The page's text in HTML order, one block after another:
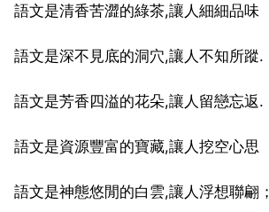
語文是清香苦澀的綠茶,讓人細細品味
語文是深不見底的洞穴,讓人不知所蹤.
語文是芳香四溢的花朵,讓人留戀忘返.
語文是資源豐富的寶藏,讓人挖空心思
語文是神態悠閒的白雲,讓人浮想聯翩；